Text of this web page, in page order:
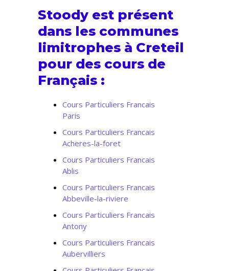
Stoody est présent
dans les communes
limitrophes à Creteil
pour des cours de
Français :
Cours Particuliers Francais
Paris
Cours Particuliers Francais
Acheres-la-foret
Cours Particuliers Francais
Ablis
Cours Particuliers Francais
Abbeville-la-riviere
Cours Particuliers Francais
Antony
Cours Particuliers Francais
Aubervilliers